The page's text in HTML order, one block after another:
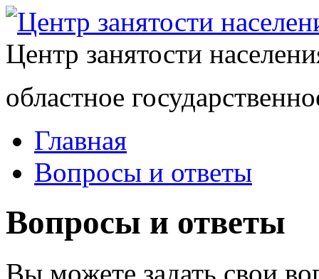
Центр занятости
областное
Главная
Вопросы и ответы
Вопросы и ответы
Вы можете задать свои